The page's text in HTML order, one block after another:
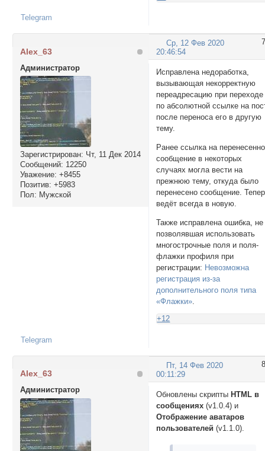
Telegram
7
Ср, 12 Фев 2020
20:46:54
Alex_63
Администратор
Зарегистрирован: Чт, 11 Дек 2014
Сообщений: 12250
Уважение: +8455
Позитив: +5983
Пол: Мужской
Исправлена недоработка,
вызывающая некорректную
переадресацию при переходе
по абсолютной ссылке на
после переноса его в другую
тему.
Ранее ссылка на
сообщение в некоторых
случаях могла вести на
прежнюю тему, откуда было
перенесено сообщение.
ведёт всегда в новую.
Также исправлена ошибка, не
позволявшая использовать
многострочные поля и поля-
флажки профиля при
регистрации: Невозможна
регистрация из-за
дополнительного поля типа
«Флажки»
+12
Telegram
8
Пт, 14 Фев 2020
00:11:29
Alex_63
Администратор
Обновлены скрипты HTML в
сообщениях (v1.0.4) и
Отображение аватаров
пользователей (v1.1.0).